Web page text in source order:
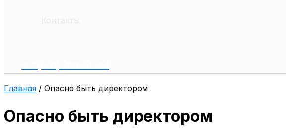
Главная / Опасно быть директором
Опасно быть директором